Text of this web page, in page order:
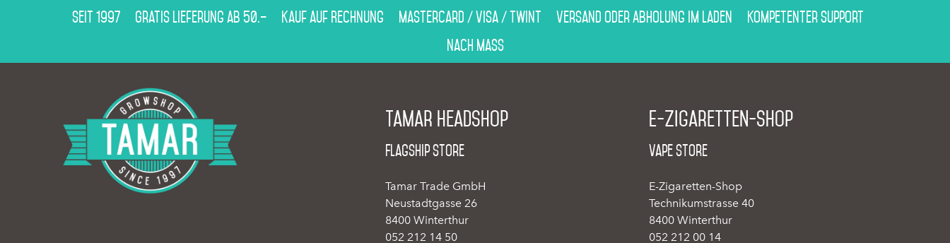
Seit 1997 Gratis Lieferung ab 50.– Kauf auf Rechnung Mastercard / Visa / Twint Versand oder Abholung im Laden
Kompetenter Support
Nach Mass
Tamar Headshop
Flagship Store
Tamar Trade GmbH
Neustadtgasse 26
8400 Winterthur
052 212 14 50
E-Zigaretten-Shop
Vape Store
E-Zigaretten-Shop
Technikumstrasse 40
8400 Winterthur
052 212 00 14